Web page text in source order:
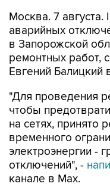
Москва. 7 августа.
аварийных
в Запорожской
ремонтных работ,
Евгений Балицкий
"Для проведения
чтобы
на сетях, принято
временного
электроэнергии -
отключений", -
канале в Max.